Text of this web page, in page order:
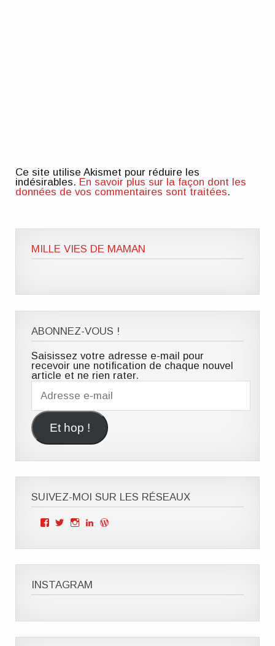
Ce site utilise Akismet pour réduire les
indésirables. En savoir plus sur la façon dont les
données de vos commentaires sont traitées.
MILLE VIES DE MAMAN
ABONNEZ-VOUS !
Saisissez votre adresse e-mail pour
recevoir une notification de chaque nouvel
article et ne rien rater.
Adresse
Et hop !
SUIVEZ-MOI SUR LES RÉSEAUX
Voir
de
de
Maman
Voir
de
Twitter
Voir
de
Instagram
Voir
de de
INSTAGRAM